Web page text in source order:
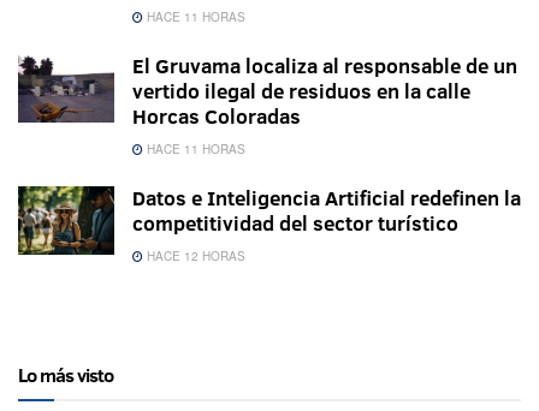
HACE 11 HORAS
El Gruvama localiza al responsable de un
vertido ilegal de residuos en la calle
Horcas Coloradas
HACE 11 HORAS
Datos e Inteligencia Artificial redefinen la
competitividad del sector turístico
HACE 12 HORAS
Lo más visto